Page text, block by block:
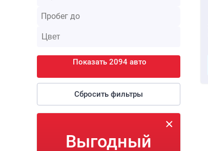
Показать 2094 авто
Сбросить фильтры
Выгодный